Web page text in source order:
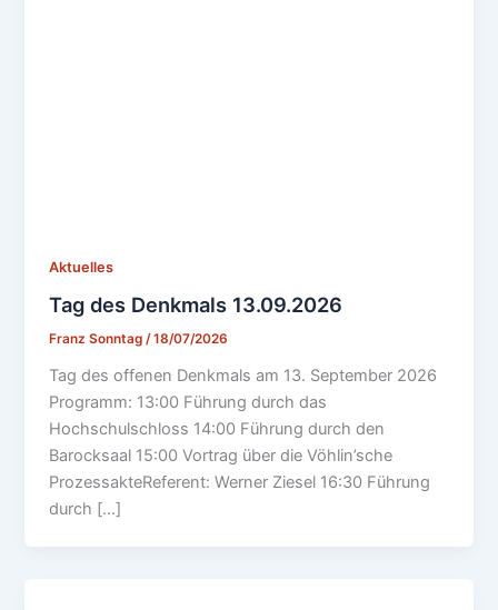
Aktuelles
Tag des Denkmals 13.09.2026
Franz Sonntag/18/07/2026
Tag des offenen Denkmals am 13. September 2026
Programm: 13:00 Führung durch das
Hochschulschloss 14:00 Führung durch den
Barocksaal 15:00 Vortrag über die Vöhlin’sche
ProzessakteReferent: Werner Ziesel 16:30 Führung
durch […]